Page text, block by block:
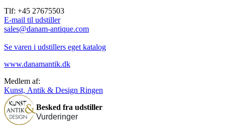
Tlf: +45 27675503
E-mail til udstiller
sales@danam-antique.com
Se varen i udstillers eget katalog
www.danamantik.dk
Medlem af:
Kunst, Antik & Design Ringen
Besked fra udstiller
Vurderinger